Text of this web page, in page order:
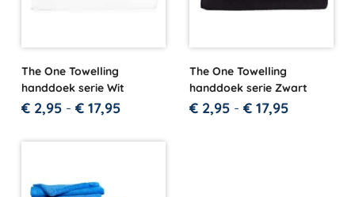
The One Towelling
handdoek serie Wit
€ 2,95 - € 17,95
The One Towelling
handdoek serie Zwart
€ 2,95 - € 17,95